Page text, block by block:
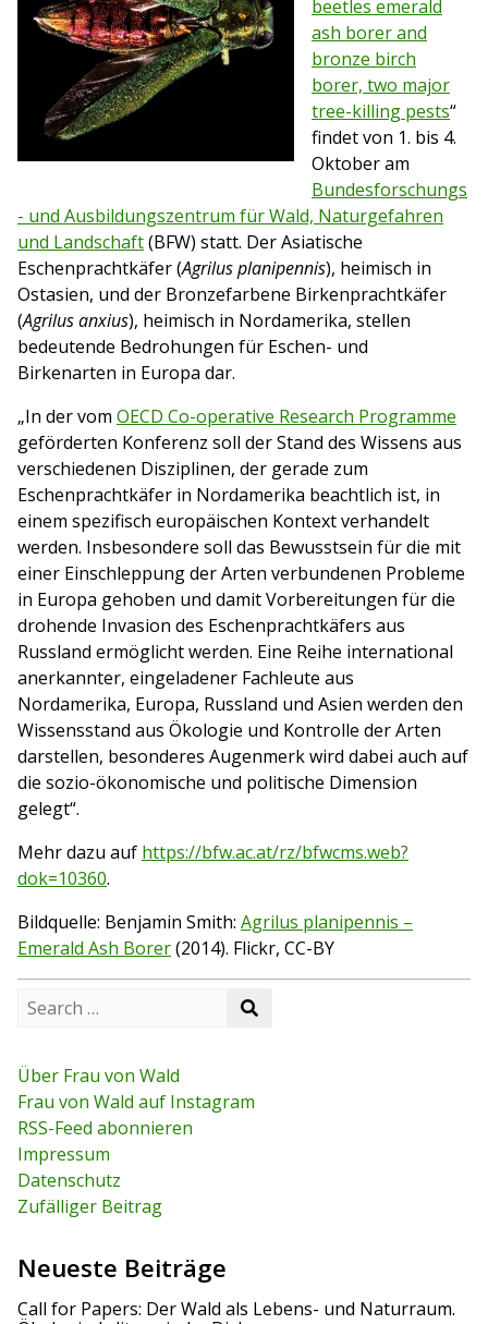
beetles emerald
ash borer and
bronze birch
borer, two major
tree-killing pests“
findet von 1. bis 4.
Oktober am
Bundesforschungs
- und Ausbildungszentrum für Wald, Naturgefahren
und Landschaft(BFW) statt. Der Asiatische
Eschenprachtkäfer (Agrilus planipennis), heimisch in
Ostasien, und der Bronzefarbene Birkenprachtkäfer
(Agrilus anxius), heimisch in Nordamerika, stellen
bedeutende Bedrohungen für Eschen- und
Birkenarten in Europa dar.
„In der vom OECD Co-operative Research Programme
geförderten Konferenz soll der Stand des Wissens aus
verschiedenen Disziplinen, der gerade zum
Eschenprachtkäfer in Nordamerika beachtlich ist, in
einem spezifisch europäischen Kontext verhandelt
werden. Insbesondere soll das Bewusstsein für die mit
einer Einschleppung der Arten verbundenen Probleme
in Europa gehoben und damit Vorbereitungen für die
drohende Invasion des Eschenprachtkäfers aus
Russland ermöglicht werden. Eine Reihe international
anerkannter, eingeladener Fachleute aus
Nordamerika, Europa, Russland und Asien werden den
Wissensstand aus Ökologie und Kontrolle der Arten
darstellen, besonderes Augenmerk wird dabei auch auf
die sozio-ökonomische und politische Dimension
gelegt“.
Mehr dazu auf https://bfw.ac.at/rz/bfwcms.web?
dok=10360.
Bildquelle: Benjamin Smith: Agrilus planipennis –
Emerald Ash Borer(2014). Flickr, CC-BY
c
h
f
o
r
:
Über Frau von Wald
Frau von Wald auf Instagram
RSS-Feed abonnieren
Impressum
Datenschutz
Zufälliger Beitrag
Neueste Beiträge
Call for Papers: Der Wald als Lebens- und Naturraum.